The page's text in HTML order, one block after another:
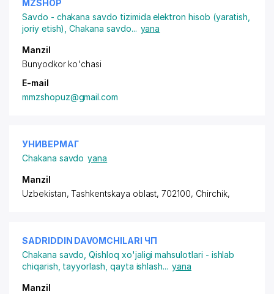
MZSHOP
Savdo - chakana savdo tizimida elektron hisob (yaratish,
joriy etish) ,Chakana savdo... yana
Manzil
Bunyodkor ko'chasi
E-mail
mmzshopuz@gmail.com
УНИВЕРМАГ
Chakana savdo yana
Manzil
Uzbekistan, Tashkentskaya oblast, 702100, Chirchik,
SADRIDDIN DAVOMCHILARI ЧП
Chakana savdo ,Qishloq xo'jaligi mahsulotlari - ishlab
chiqarish, tayyorlash, qayta ishlash... yana
Manzil